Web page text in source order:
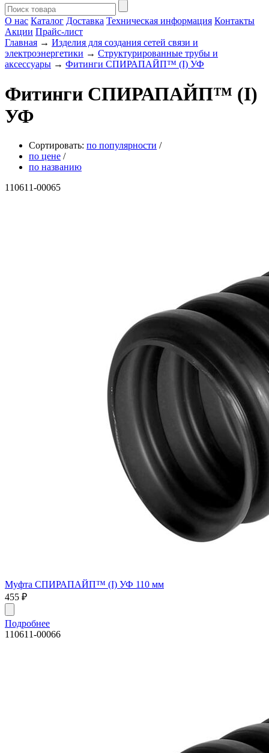
О нас Каталог Доставка Техническая информация Контакты
Акции Прайс-лист
Главная → Изделия для создания сетей связи и
электроэнергетики → Структурированные трубы и
аксессуары → Фитинги СПИРАПАЙП™ (I) УФ
Фитинги СПИРАПАЙП™ (I)
УФ
Сортировать: по популярности /
по цене /
по названию
110611-00065
Муфта СПИРАПАЙП™ (I) УФ 110 мм
455 ₽
Подробнее
110611-00066